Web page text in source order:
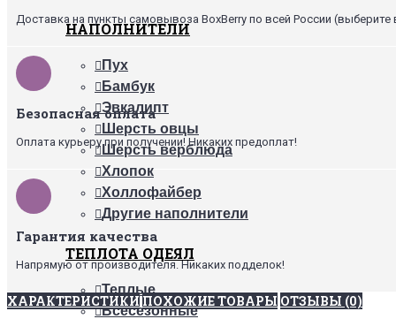
НАПОЛНИТЕЛИ
Пух
Бамбук
Эвкалипт
Шерсть овцы
Шерсть верблюда
Хлопок
Холлофайбер
Другие наполнители
ТЕПЛОТА ОДЕЯЛ
Теплые
Всесезонные
Доставка на пункты самовывоза BoxBerry по всей России (выберите
Безопасная оплата
Оплата курьеру при получении! Никаких предоплат!
Гарантия качества
Напрямую от производителя. Никаких подделок!
ХАРАКТЕРИСТИКИ ПОХОЖИЕ ТОВАРЫ ОТЗЫВЫ (0)